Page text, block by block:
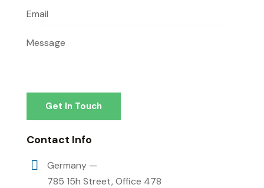
Contact Info
Germany —
785 15h Street, Office 478